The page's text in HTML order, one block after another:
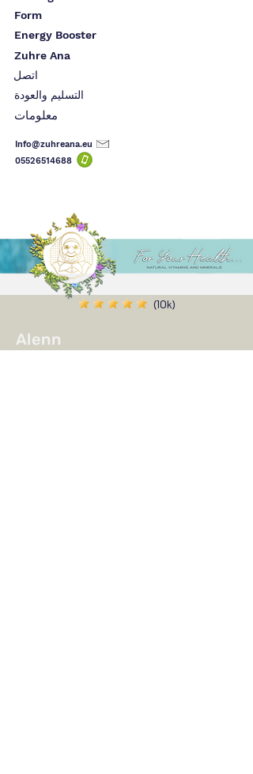
Form
Energy Booster
Zuhre Ana
اتصل
التسليم والعودة
معلومات
Info@zuhreana.eu
05526514688
Alenn
(10k)